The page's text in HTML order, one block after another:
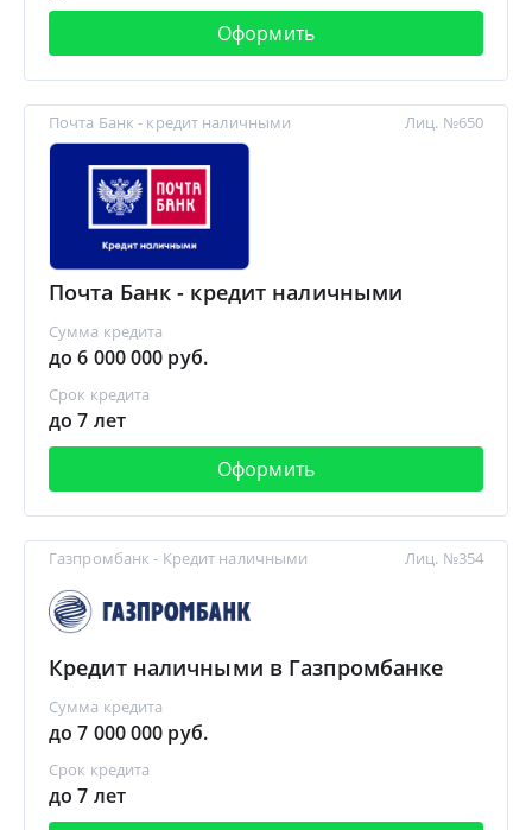
Оформить
Почта Банк - кредит наличными
Почта Банк - кредит наличными
Сумма кредита
до 6 000 000 руб.
Срок кредита
до 7 лет
Оформить
Лиц. №650
Газпромбанк - Кредит наличными
Кредит наличными в Газпромбанке
Сумма кредита
до 7 000 000 руб.
Срок кредита
до 7 лет
Лиц. №354